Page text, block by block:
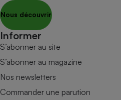
Nous découvrir
Informer
S’abonner au site
S’abonner au magazine
Nos newsletters
Commander une parution